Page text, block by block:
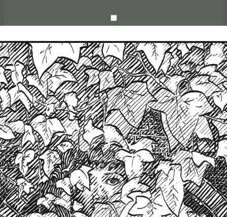
encre noire sur papier
14,8 x 21cm
2023
Étapes: